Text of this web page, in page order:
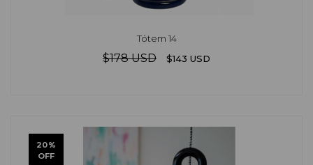
Tótem 14
$178 USD $143 USD
20%
OFF